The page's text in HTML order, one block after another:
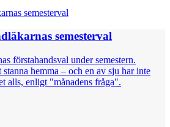
semesterval
förstahandsval under semestern.
hemma – och en av sju har inte
alls, enligt "månadens fråga".